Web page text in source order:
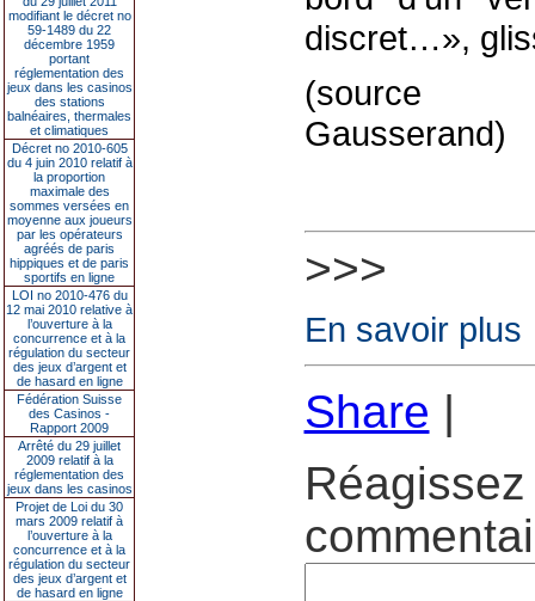
modifiant le décret no
59-1489 du 22
décembre 1959
portant
réglementation des
jeux dans les casinos
des stations
balnéaires, thermales
et climatiques
Décret no 2010-605
du 4 juin 2010 relatif à
la proportion
maximale des
sommes versées en
moyenne aux joueurs
par les opérateurs
agréés de paris
hippiques et de paris
sportifs en ligne
LOI no 2010-476 du
12 mai 2010 relative à
l’ouverture à la
concurrence et à la
régulation du secteur
des jeux d’argent et
de hasard en ligne
Fédération Suisse
des Casinos -
Rapport 2009
Arrêté du 29 juillet
2009 relatif à la
réglementation des
jeux dans les casinos
Projet de Loi du 30
mars 2009 relatif à
l’ouverture à la
concurrence et à la
régulation du secteur
des jeux d’argent et
de hasard en ligne
discret…»,
(source :
Gausserand)
>>>
En savoir plus
Share |